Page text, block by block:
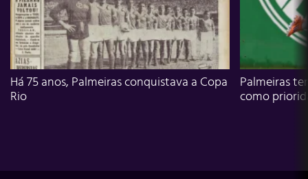
Há 75 anos, Palmeiras conquistava a Copa
Rio
Palmeiras
como